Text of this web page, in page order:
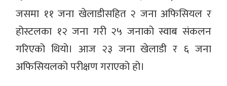
जसमा ११ जना खेलाडीसहित २ जना अफिसियल र
होस्टलका १२ जना गरी २५ जनाको स्वाब संकलन
गरिएको थियो। आज २३ जना खेलाडी र ६ जना
अफिसियलको परीक्षण गराएको हो।